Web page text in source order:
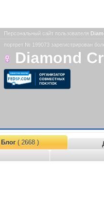
Персональный сайт пользователя
портрет № 199073 зарегистрирован
Diamond
Блог( 2668 )